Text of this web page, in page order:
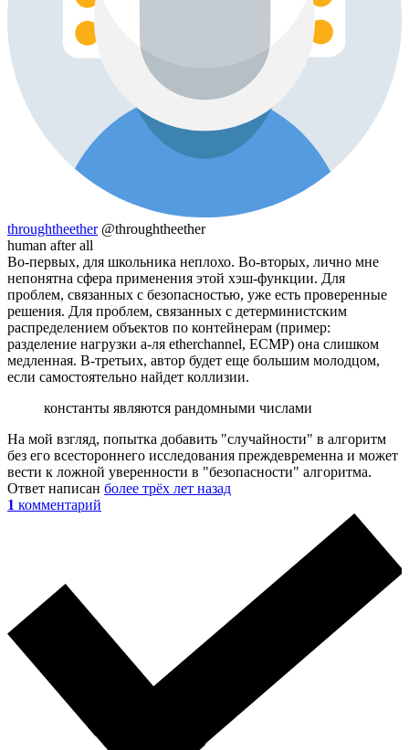
throughtheether @throughtheether
human after all
Во-первых, для школьника неплохо. Во-вторых, лично мне
непонятна сфера применения этой хэш-функции. Для
проблем, связанных с безопасностью, уже есть проверенные
решения. Для проблем, связанных с детерминистским
распределением объектов по контейнерам (пример:
разделение нагрузки а-ля etherchannel, ECMP) она слишком
медленная. В-третьих, автор будет еще большим молодцом,
если самостоятельно найдет коллизии.
константы являются рандомными числами
На мой взгляд, попытка добавить "случайности" в алгоритм
без его всестороннего исследования преждевременна и может
вести к ложной уверенности в "безопасности" алгоритма.
Ответ написан более трёх лет назад
1 комментарий